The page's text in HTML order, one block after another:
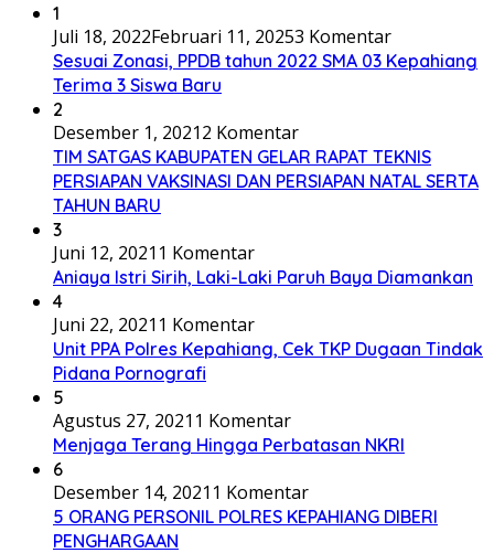
1
Juli 18, 2022Februari 11, 20253 Komentar
Sesuai Zonasi, PPDB tahun 2022 SMA 03 Kepahiang
Terima 3 Siswa Baru
2
Desember 1, 20212 Komentar
TIM SATGAS KABUPATEN GELAR RAPAT TEKNIS
PERSIAPAN VAKSINASI DAN PERSIAPAN NATAL SERTA
TAHUN BARU
3
Juni 12, 2021 1 Komentar
Aniaya Istri Sirih, Laki-Laki Paruh Baya Diamankan
4
Juni 22, 2021 1 Komentar
Unit PPA Polres Kepahiang, Cek TKP Dugaan Tindak
Pidana Pornografi
5
Agustus 27, 2021 1 Komentar
Menjaga Terang Hingga Perbatasan NKRI
6
Desember 14, 2021 1 Komentar
5 ORANG PERSONIL POLRES KEPAHIANG DIBERI
PENGHARGAAN